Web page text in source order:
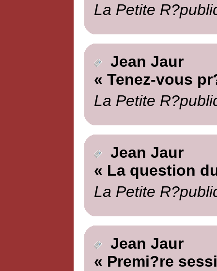
La Petite
Jean Jaur
« Tenez-vous
La Petite
Jean Jaur
« La question
La Petite
Jean Jaur
« Premi?re